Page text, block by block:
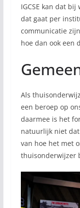
IGCSE kan dat
dat gaat per
communicatie
hoe dan ook een
Als
een beroep op
daarmee is het
natuurlijk niet
van hoe het met
thuisonderwijzer